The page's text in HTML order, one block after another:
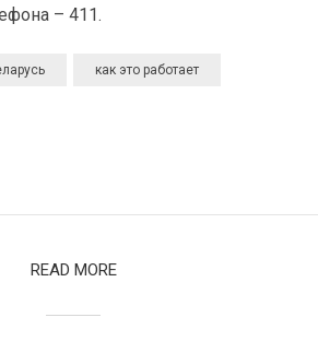
– 411.
как это работает
READ MORE